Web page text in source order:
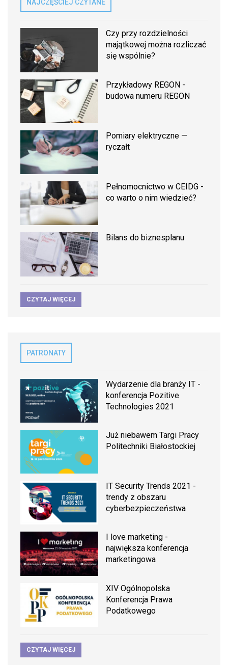
NAJCZĘŚCIEJ CZYTANE
Czy przy rozdzielności
majątkowej można rozliczać
się wspólnie?
Przykładowy REGON -
budowa numeru REGON
Pomiary elektryczne —
ryczałt
Pełnomocnictwo w CEIDG -
co warto o nim wiedzieć?
Bilans do biznesplanu
CZYTAJ WIĘCEJ
PATRONATY
Wydarzenie dla branży IT -
konferencja Pozitive
Technologies 2021
Już niebawem Targi Pracy
Politechniki Białostockiej
IT Security Trends 2021 -
trendy z obszaru
cyberbezpieczeństwa
I love marketing -
największa konferencja
marketingowa
XIV Ogólnopolska
Konferencja Prawa
Podatkowego
CZYTAJ WIĘCEJ